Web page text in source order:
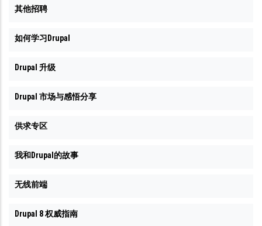
其他招聘
如何学习Drupal
Drupal 升级
Drupal 市场与感悟分享
供求专区
我和Drupal的故事
无线前端
Drupal 8 权威指南